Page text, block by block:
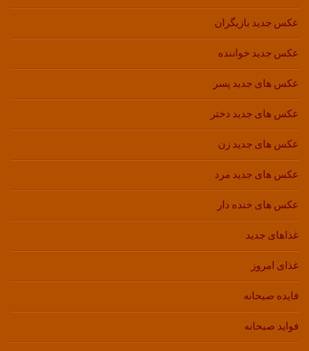
عکس جدید بازیگران
عکس جدید خواننده
عکس های جدید پسر
عکس های جدید دختر
عکس های جدید زن
عکس های جدید مرد
عکس های خنده دار
غذاهای جدید
غذای امروز
فایده صبحانه
فواید صبحانه